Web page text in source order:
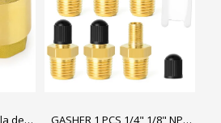
de
GASHER 1 PCS 1/4" 1/8" NPT